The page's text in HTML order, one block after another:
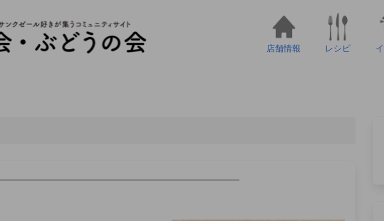
店舗情報 レシピ